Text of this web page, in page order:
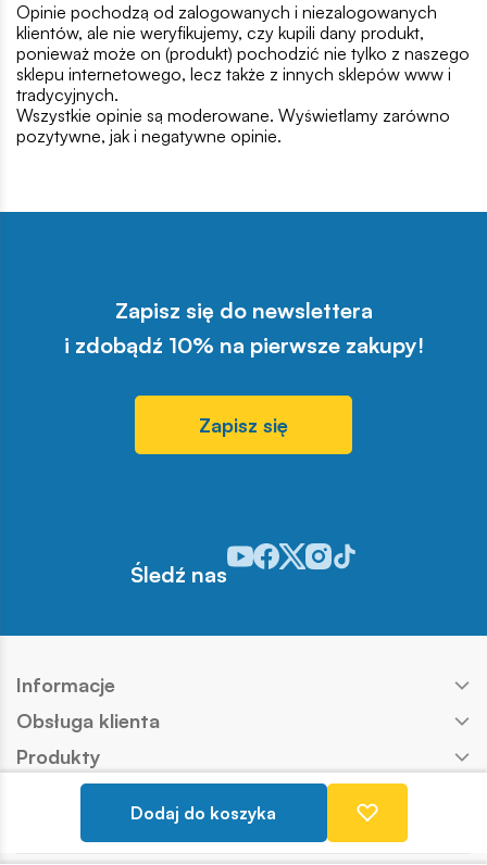
Dodaj do koszyka
Opinie pochodzą od zalogowanych i niezalogowanych
klientów, ale nie weryfikujemy, czy kupili dany produkt,
ponieważ może on (produkt) pochodzić nie tylko z naszego
sklepu internetowego, lecz także z innych sklepów www i
tradycyjnych.
Wszystkie opinie są moderowane. Wyświetlamy zarówno
pozytywne, jak i negatywne opinie.
Zapisz się do newslettera
i zdobądź 10% na pierwsze zakupy!
Zapisz się
Śledź nas
Odwiedź nasz profil w serwisie
Odwiedź nasz profil w serwisie
Odwiedź nasz profil w
Odwiedź nasz profil w
Odwiedź nasz profil
Informacje
Obsługa klienta
Produkty
Kontakt